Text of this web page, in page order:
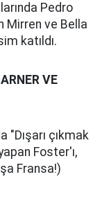
Pedro
Mirren ve Bella
katıldı.
VE
"Dışarı çıkmak
Foster'ı,
Fransa!)